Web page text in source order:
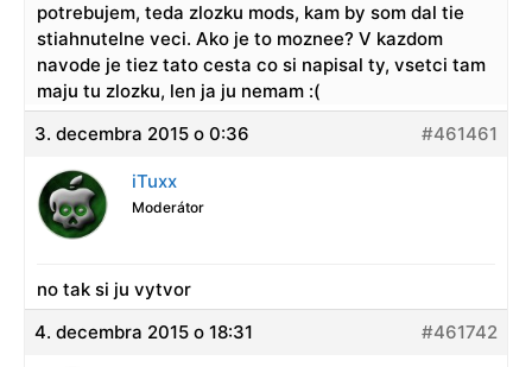
potrebujem, teda zlozku mods, kam by som dal tie
stiahnutelne veci. Ako je to moznee? V kazdom
navode je tiez tato cesta co si napisal ty, vsetci tam
maju tu zlozku, len ja ju nemam :(
3. decembra 2015 o 0:36
#461461
iTuxx
Moderátor
no tak si ju vytvor
4. decembra 2015 o 18:31
#461742